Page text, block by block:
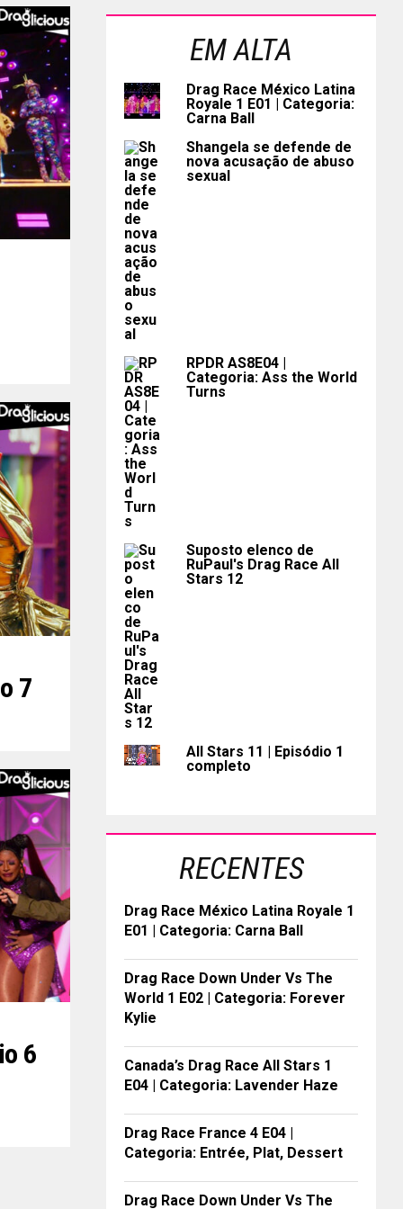
7
6
EM ALTA
Drag Race México Latina
Royale 1 E01 | Categoria:
Carna Ball
Shangela se defende de
nova acusação de abuso
sexual
RPDR AS8E04 |
Categoria: Ass the World
Turns
Suposto elenco de
RuPaul's Drag Race All
Stars 12
All Stars 11 | Episódio 1
completo
RECENTES
Drag Race México Latina Royale 1
E01 | Categoria: Carna Ball
Drag Race Down Under Vs The
World 1 E02 | Categoria: Forever
Kylie
Canada’s Drag Race All Stars 1
E04 | Categoria: Lavender Haze
Drag Race France 4 E04 |
Categoria: Entrée, Plat, Dessert
Drag Race Down Under Vs The